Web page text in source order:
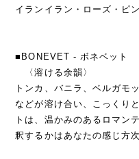
イランイラン・ローズ・ピ
■BONEVET - ボネベット
〈溶ける余韻〉
トンカ、バニラ、ベルガモ
などが溶け合い、こっくり
トは、温かみのあるロマン
釈するかはあなたの感じ方次